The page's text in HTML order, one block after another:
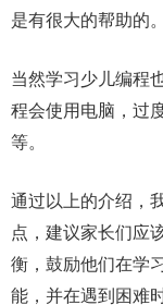
是有很大的帮助的。
当然学习少儿编程
程会使用电脑，过
等。
通过以上的介绍，
点，建议家长们应
衡，鼓励他们在学
能，并在遇到困难